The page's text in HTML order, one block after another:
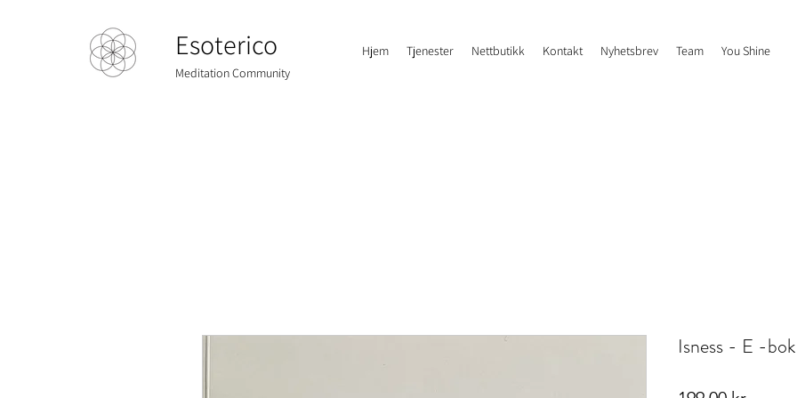
Esoterico Hjem Tjenester Nettbutikk Kontakt Nyhetsbrev Team
You Shine
Meditation Community
Isness - E -bok